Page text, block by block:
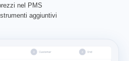
nel PMS
aggiuntivi